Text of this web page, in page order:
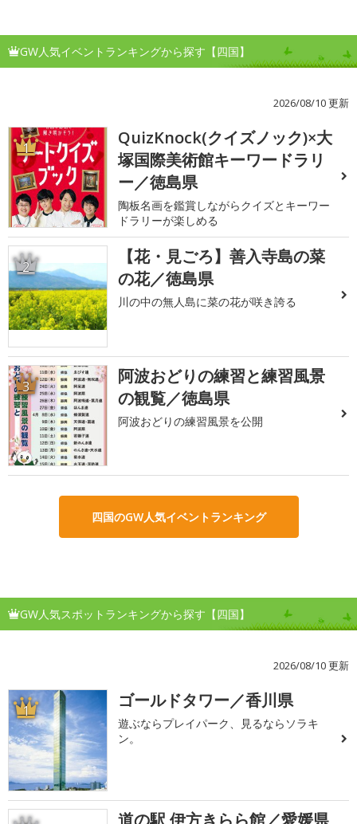
GW人気イベントランキングから探す【四国】
2026/08/10 更新
1
QuizKnock(クイズノック)×大
塚国際美術館キーワードラリ
ー／徳島県
陶板名画を鑑賞しながらクイズとキーワー
ドラリーが楽しめる
2
【花・見ごろ】善入寺島の菜
の花／徳島県
川の中の無人島に菜の花が咲き誇る
3
阿波おどりの練習と練習風景
の観覧／徳島県
阿波おどりの練習風景を公開
四国のGW人気イベントランキング
GW人気スポットランキングから探す【四国】
2026/08/10 更新
1 ゴールドタワー／香川県
遊ぶならプレイパーク、見るならソラキ
ン。
道の駅 伊方きらら館／愛媛県